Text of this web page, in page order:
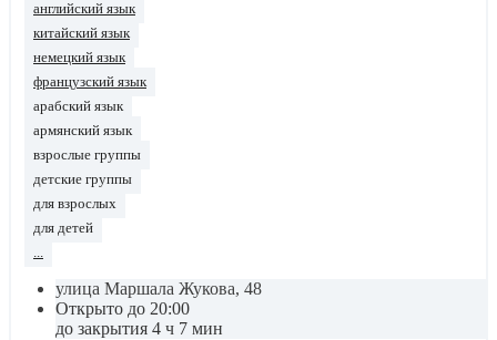
английский язык
китайский язык
немецкий язык
французский язык
арабский язык
армянский язык
взрослые группы
детские группы
для взрослых
для детей
...
улица Маршала Жукова, 48
Открыто до 20:00
до закрытия 4 ч 7 мин